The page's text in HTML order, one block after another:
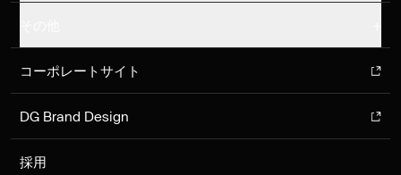
コーポレートサイト
DG Brand Design
採用